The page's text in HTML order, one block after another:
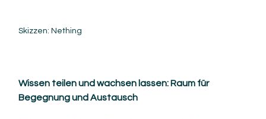
Skizzen: Nething
Wissen teilen und wachsen lassen: Raum für
Begegnung und Austausch